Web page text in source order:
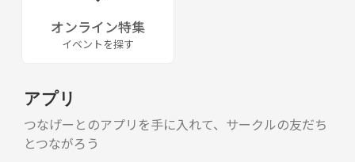
オンライン特集
イベントを探す
アプリ
つなげーとのアプリを手に入れて、サークルの友だち
とつながろう